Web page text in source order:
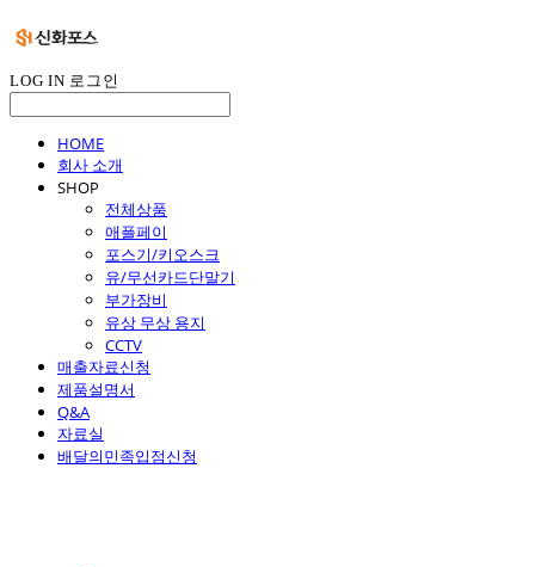
LOG IN 로그인
HOME
회사 소개
SHOP
전체상품
애플페이
포스기/키오스크
유/무선카드단말기
부가장비
유상 무상 용지
CCTV
매출자료신청
제품설명서
Q&A
자료실
배달의민족입점신청